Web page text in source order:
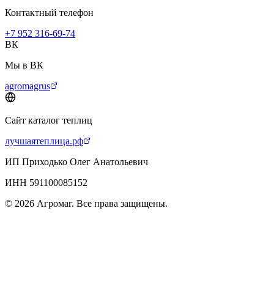
Контактный телефон
+7 952 316-69-74
ВК
Мы в ВК
agromagrus
Сайт каталог теплиц
лучшаятеплица.рф
ИП Приходько Олег Анатольевич
ИНН 591100085152
© 2026 Агромаг. Все права защищены.